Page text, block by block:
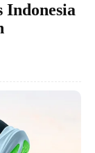
Indonesia